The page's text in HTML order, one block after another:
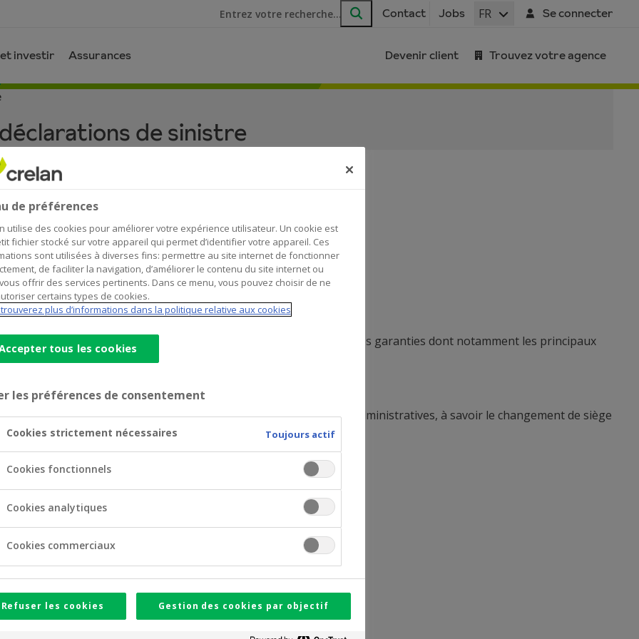
Je cherche
Rechercher
Contact Jobs FR Se connecter
investir Assurances Devenir client Trouvez votre agence
de sinistre
:
d'assurance) qui reprend de manière succincte le contenu des garanties dont notamment les principaux
couverture géographique, …
en fonction de la garantie concernée.
de sinistre, ont été mis à jour au 1 juillet 2026 pour raisons administratives, à savoir le changement de siège
n’a été apportée aux conditions d’assurance.
et documents IPID
de préférences
utilise des cookies pour améliorer votre expérience utilisateur. Un cookie est
fichier stocké sur votre appareil qui permet d’identifier votre appareil. Ces
sont utilisées à diverses fins: permettre au site internet de fonctionner
de faciliter la navigation, d’améliorer le contenu du site internet ou
offrir des services pertinents. Dans ce menu, vous pouvez choisir de ne
certains types de cookies.
plus d’informations dans la politique relative aux cookies
tous les cookies
les préférences de consentement
Cookies strictement nécessaires Toujours actif
Cookies fonctionnels
Cookies analytiques
Cookies commerciaux
Refuser les cookies Gestion des cookies par objectif